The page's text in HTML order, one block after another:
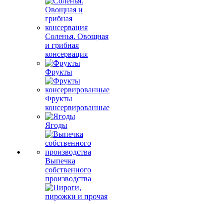
Соленья. Овощная
и грибная
консервация
Фрукты
Фрукты
консервированные
Ягоды
Выпечка
собственного
производства